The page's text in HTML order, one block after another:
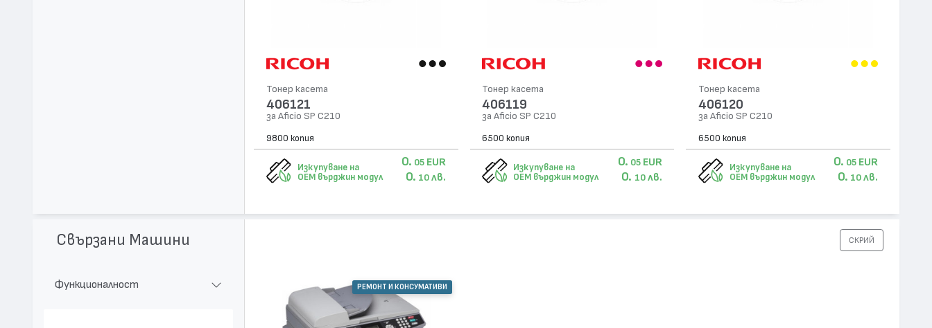
Тонер касета
406121
за Aficio SP C210
9800 копия
Изкупуване на
OEM върджин модул
0. 05 EUR
0. 10 лв.
Тонер касета
406119
за Aficio SP C210
6500 копия
Изкупуване на
OEM върджин модул
0. 05 EUR
0. 10 лв.
Тонер касета
406120
за Aficio SP C210
6500 копия
Изкупуване на
OEM върджин модул
0. 05 EUR
0. 10 лв.
Свързани Машини СКРИЙ
Функционалност РЕМОНТ И КОНСУМАТИВИ